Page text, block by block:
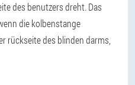
des benutzers dreht. Das
die kolbenstange
rückseite des blinden darms,